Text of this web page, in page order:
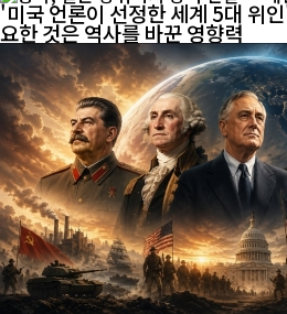
'미국 언론이 선정한 세계 5대 위
요한 것은 역사를 바꾼 영향력